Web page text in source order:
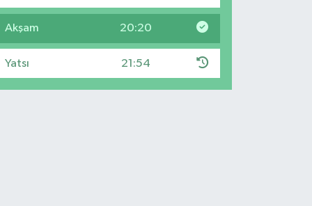
Akşam 20:20
Yatsı 21:54